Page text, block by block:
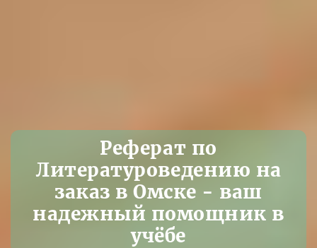
Реферат по
Литературоведению на
заказ в Омске - ваш
надежный помощник в
учёбе